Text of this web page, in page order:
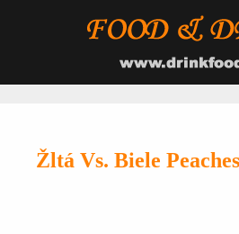
Žltá Vs. Biele Peaches